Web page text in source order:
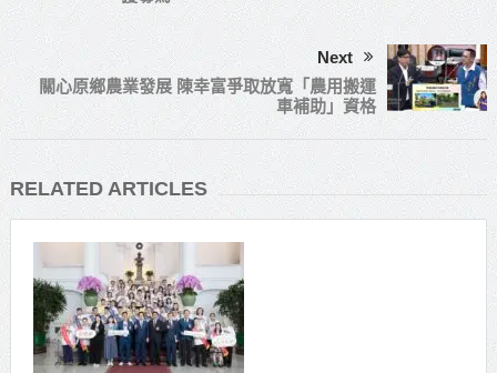
Next
關心原鄉農業發展 陳幸富爭取放寬「農用搬運
車補助」資格
RELATED ARTICLES